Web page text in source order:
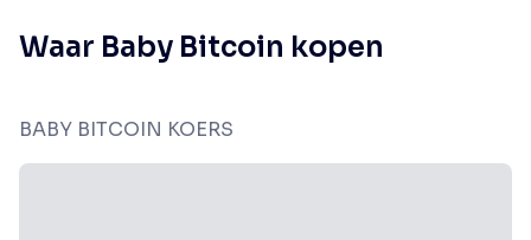
Waar Baby Bitcoin kopen
BABY BITCOIN KOERS